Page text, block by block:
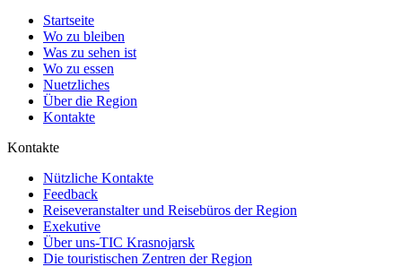
Startseite
Wo zu bleiben
Was zu sehen ist
Wo zu essen
Nuetzliches
Über die Region
Kontakte
Kontakte
Nützliche Kontakte
Feedback
Reiseveranstalter und Reisebüros der Region
Exekutive
Über uns-TIC Krasnojarsk
Die touristischen Zentren der Region